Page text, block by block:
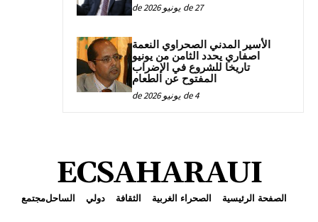
27 de يونيو de 2026
الأسير المدني الصحراوي النعمة
اصفاري يحدد الثامن من يونيو
تاريخا للشروع في الإضراب
المفتوح عن الطعام
4 de يونيو de 2026
ECSAHARAUI
الصفحة الرئيسية الصحراء الغربية الثقافة دولي الساحلمجتمع